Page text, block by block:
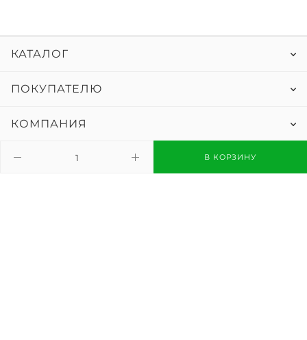
В КОРЗИНУ
КАТАЛОГ
ПОКУПАТЕЛЮ
КОМПАНИЯ
БЛОГ